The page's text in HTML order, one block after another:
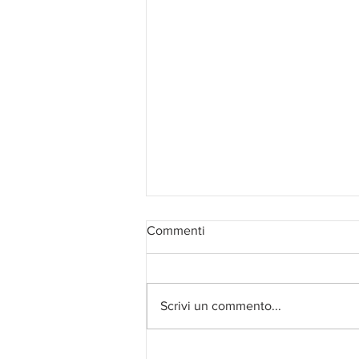
Commenti
Scrivi un commento...